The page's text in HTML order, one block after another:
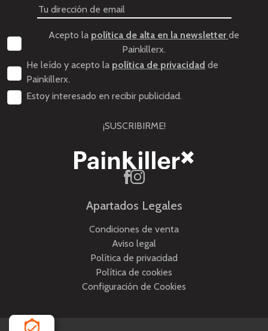
Acepto la política de alta en la newsletterde
Painkillerx.
He leído y acepto la política de privacidad de
Painkillerx.
Estoy interesado en recibir publicidad.
¡SUSCRIBIRME!
Apartados Legales
Condiciones de venta
Aviso legal
Política de privacidad
Política de cookies
Configuración de Cookies